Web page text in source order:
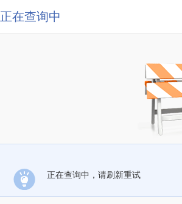
正在查询中
正在查询中，请刷新重试